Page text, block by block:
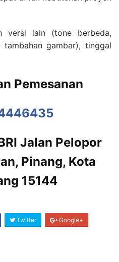
versi lain (tone berbeda,
gambar), tinggal
Pemesanan
Jalan Pelopor
Pinang, Kota
15144
Twitter Google+